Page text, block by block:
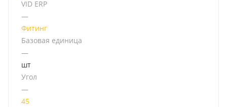
VID ERP
—
Фитинг
Базовая единица
—
шт
Угол
—
45